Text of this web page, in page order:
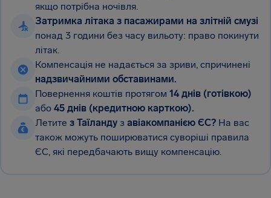
якщо потрібна ночівля.
Затримка літака з пасажирами на злітній смузі
понад 3 години без часу вильоту: право покинути
літак.
Компенсація не надається за зриви, спричинені
надзвичайними обставинами.
Повернення коштів протягом 14 днів (готівкою)
або 45 днів (кредитною карткою).
Летите з Таїланду з авіакомпанією ЄС? На вас
також можуть поширюватися суворіші правила
ЄС, які передбачають вищу компенсацію.